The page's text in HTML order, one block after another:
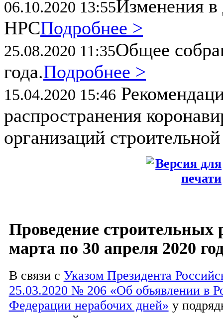
06.10.2020 13:55Изменения в
НРСПодробнее >
25.08.2020 11:35Общее
года.Подробнее >
15.04.2020 15:46
распространения
организаций
Проведение строительных
марта по 30 апреля 2020
В связи с Указом Президента
25.03.2020 № 206 «Об объявлении в
Федерации нерабочих дней» у